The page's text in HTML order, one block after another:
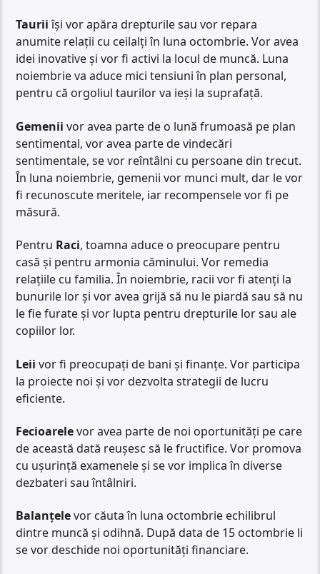
Tauriiîși vor apăra drepturile sau vor repara
anumite relații cu ceilalți în luna octombrie. Vor avea
idei inovative și vor fi activi la locul de muncă. Luna
noiembrie va aduce mici tensiuni în plan personal,
pentru că orgoliul taurilor va ieși la suprafață.
Gemenii vor avea parte de o lună frumoasă pe plan
sentimental, vor avea parte de vindecări
sentimentale, se vor reîntâlni cu persoane din trecut.
În luna noiembrie, gemenii vor munci mult, dar le vor
fi recunoscute meritele, iar recompensele vor fi pe
măsură.
Pentru Raci, toamna aduce o preocupare pentru
casă și pentru armonia căminului. Vor remedia
relațiile cu familia. În noiembrie, racii vor fi atenți la
bunurile lor și vor avea grijă să nu le piardă sau să nu
le fie furate și vor lupta pentru drepturile lor sau ale
copiilor lor.
Leii vor fi preocupați de bani și finanțe. Vor participa
la proiecte noi și vor dezvolta strategii de lucru
eficiente.
Fecioarelevor avea parte de noi oportunități pe care
de această dată reușesc să le fructifice. Vor promova
cu ușurință examenele și se vor implica în diverse
dezbateri sau întâlniri.
Balanțelevor căuta în luna octombrie echilibrul
dintre muncă și odihnă. După data de 15 octombrie li
se vor deschide noi oportunități financiare.